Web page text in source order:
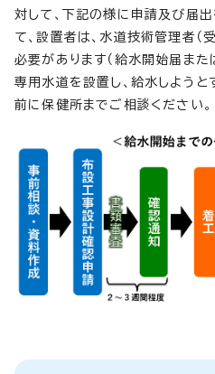
対して、下記の様に申請及び届出
て、設置者は、水道技術管理者（
必要があります（給水開始届また
専用水道を設置し、給水しようと
前に保健所までご相談ください。